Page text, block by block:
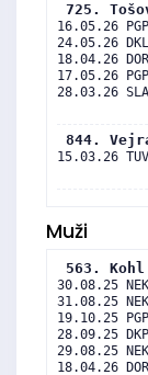
725.
16.05.26
24.05.26
18.04.26
17.05.26
28.03.26
844.
15.03.26
Muži
563. Kohl
30.08.25
31.08.25
19.10.25
28.09.25
29.08.25
18.04.26